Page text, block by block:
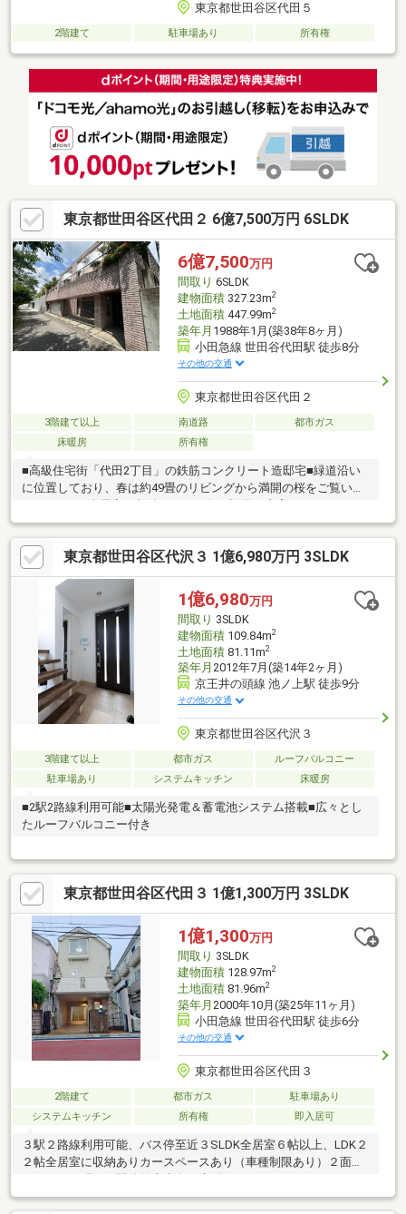
東京都世田谷区代田５
2階建て 駐車場あり 所有権
東京都世田谷区代田２ 6億7,500万円 6SLDK
6億7,500万円
間取り 6SLDK
建物面積327.23m2
土地面積447.99m2
築年月 1988年1月(築38年8ヶ月)
小田急線 世田谷代田駅 徒歩8分
その他の交通
東京都世田谷区代田２
3階建て以上 南道路
都市ガス
床暖房
所有権
■高級住宅街「代田2丁目」の鉄筋コンクリート造邸宅■緑道沿い
に位置しており、春は約49畳のリビングから満開の桜をご覧いた
だけます。■全居室に収納があり、各種設備も充実しています。
■4台駐車可能なビルトインガレージ完備■お風呂場にはサウナ室
もございます。
東京都世田谷区代沢３ 1億6,980万円 3SLDK
1億6,980万円
間取り 3SLDK
建物面積109.84m2
土地面積81.11m2
築年月 2012年7月(築14年2ヶ月)
京王井の頭線 池ノ上駅 徒歩9分
その他の交通
東京都世田谷区代沢３
3階建て以上 都市ガス
ルーフバルコニー
駐車場あり
システムキッチン 床暖房
■2駅2路線利用可能■太陽光発電＆蓄電池システム搭載■広々とし
たルーフバルコニー付き
東京都世田谷区代田３ 1億1,300万円 3SLDK
1億1,300万円
間取り 3SLDK
建物面積128.97m2
土地面積81.96m2
築年月 2000年10月(築25年11ヶ月)
小田急線 世田谷代田駅 徒歩6分
その他の交通
東京都世田谷区代田３
2階建て 都市ガス
駐車場あり
システムキッチン
所有権 即入居可
３駅２路線利用可能、バス停至近３SLDK全居室６帖以上、LDK２
２帖全居室に収納ありカースペースあり（車種制限あり）２面バ
ルコニーで明るく開放的南東向き庭付きルーフバルコニーあり